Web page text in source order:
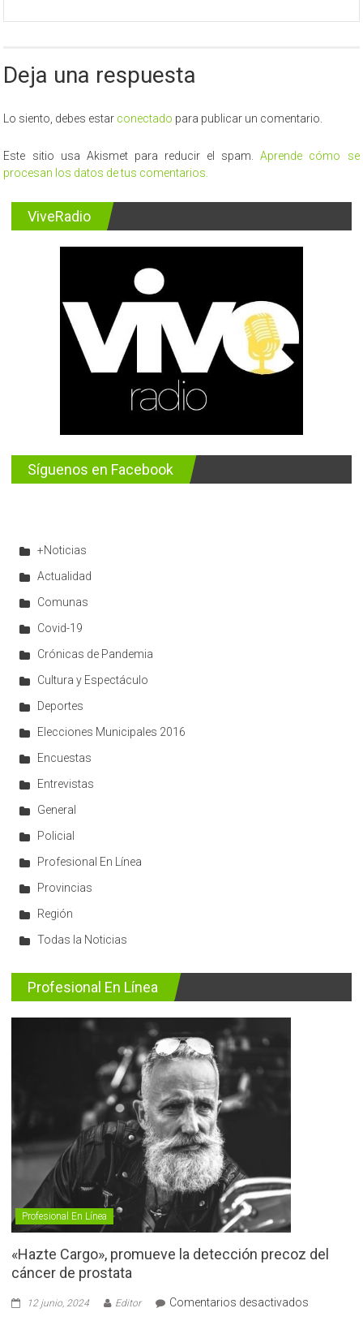
Deja una respuesta
Lo siento, debes estar conectado para publicar un comentario.
Este sitio usa Akismet para reducir el spam.Aprende cómo se
procesan los datos de tus comentarios.
ViveRadio
Síguenos en Facebook
+Noticias
Actualidad
Comunas
Covid-19
Crónicas de Pandemia
Cultura y Espectáculo
Deportes
Elecciones Municipales 2016
Encuestas
Entrevistas
General
Policial
Profesional En Línea
Provincias
Región
Todas la Noticias
Profesional En Línea
Profesional En Línea
«Hazte Cargo», promueve la detección precoz del
cáncer de prostata
12 junio, 2024 Editor Comentarios desactivados